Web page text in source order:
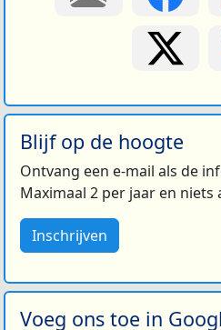
Blijf op de hoogte
Ontvang een e-mail als de
Maximaal 2 per jaar en niets
Inschrijven
Voeg ons toe in